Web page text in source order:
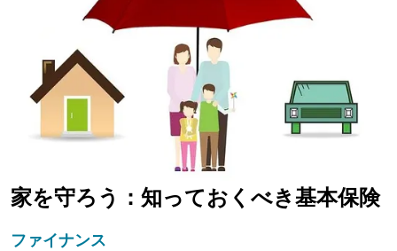
家を守ろう：知っておくべき基本保険
ファイナンス